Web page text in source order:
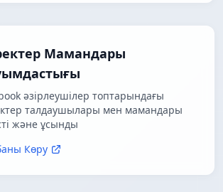
Мамандары
әзірлеушілер топтарындағы
талдаушылары мен мамандары
және ұсынды
Көру